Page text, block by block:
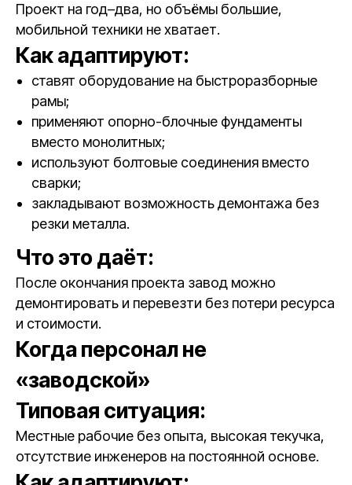
Проект на год–два, но объёмы большие,
мобильной техники не хватает.
Как адаптируют:
ставят оборудование на быстроразборные
рамы;
применяют опорно-блочные фундаменты
вместо монолитных;
используют болтовые соединения вместо
сварки;
закладывают возможность демонтажа без
резки металла.
Что это даёт:
После окончания проекта завод можно
демонтировать и перевезти без потери ресурса
и стоимости.
Когда персонал не
«заводской»
Типовая ситуация:
Местные рабочие без опыта, высокая текучка,
отсутствие инженеров на постоянной основе.